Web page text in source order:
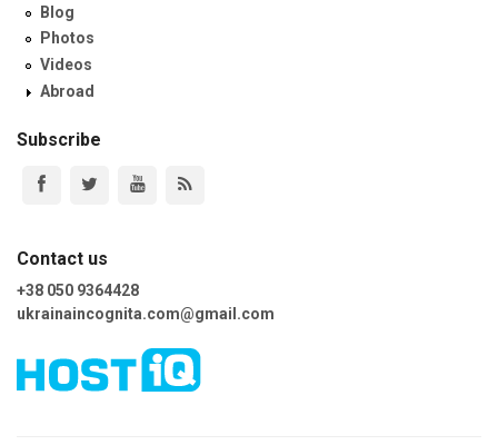
Blog
Photos
Videos
Abroad
Subscribe
Contact us
+38 050 9364428
ukrainaincognita.com@gmail.com